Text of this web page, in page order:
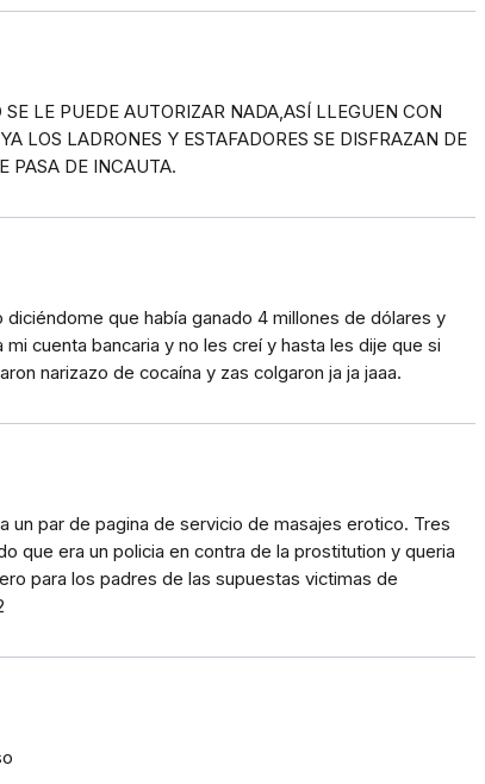
LE PUEDE AUTORIZAR NADA,ASÍ LLEGUEN CON
LOS LADRONES Y ESTAFADORES SE DISFRAZAN DE
PASA DE INCAUTA.
diciéndome que había ganado 4 millones de dólares y
cuenta bancaria y no les creí y hasta les dije que si
narizazo de cocaína y zas colgaron ja ja jaaa.
un par de pagina de servicio de masajes erotico. Tres
que era un policia en contra de la prostitution y queria
para los padres de las supuestas victimas de